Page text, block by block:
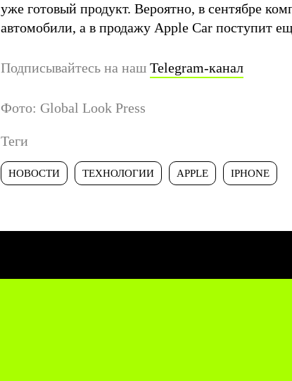
уже готовый продукт. Вероятно, в сентябре
автомобили, а в продажу Apple Car поступит
Подписывайтесь на наш Telegram-канал
Фото: Global Look Press
Теги
НОВОСТИ ТЕХНОЛОГИИ APPLE IPHONE